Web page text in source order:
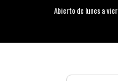
Abierto de lunes a